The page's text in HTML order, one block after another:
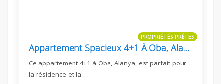
PROPRIÉTÉS PRÊTES
Appartement Spacieux 4+1 À Oba, Alanya
Ce appartement 4+1 à Oba, Alanya, est parfait pour
la résidence et la …